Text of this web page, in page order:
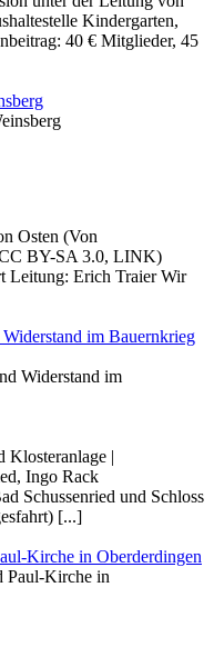
Kindergarten,
40 € Mitglieder, 45
Osten (Von
BY-SA 3.0, LINK)
Leitung: Erich Traier Wir
im Bauernkrieg
Klosteranlage |
Ingo Rack
Schussenried und Schloss
[...]
Kirche in Oberderdingen